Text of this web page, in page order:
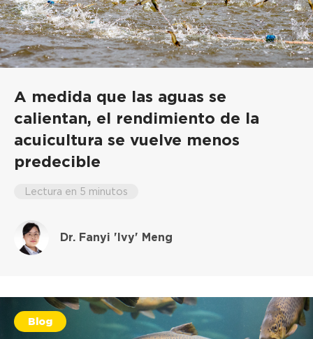
A medida que las aguas se
calientan, el rendimiento de la
acuicultura se vuelve menos
predecible
Lectura en 5 minutos
Dr. Fanyi 'Ivy' Meng
Blog